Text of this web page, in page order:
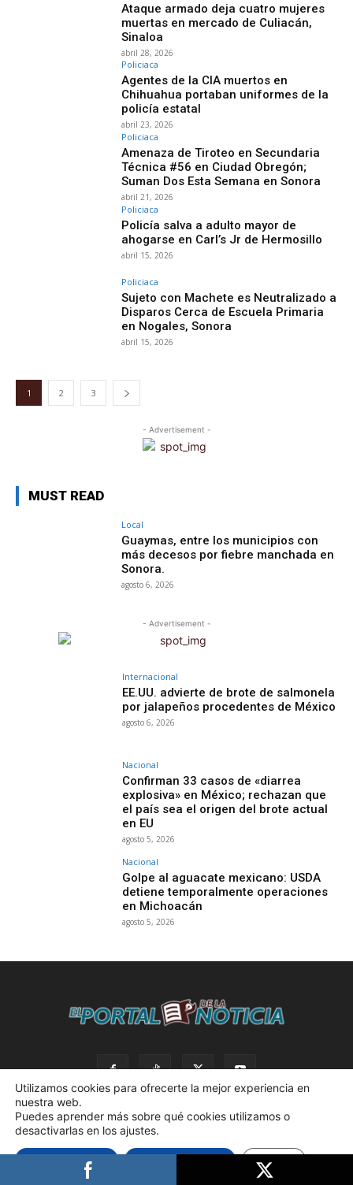
Ataque armado deja cuatro mujeres
muertas en mercado de Culiacán,
Sinaloa
abril 28, 2026
Policiaca
Agentes de la CIA muertos en
Chihuahua portaban uniformes de la
policía estatal
abril 23, 2026
Policiaca
Amenaza de Tiroteo en Secundaria
Técnica #56 en Ciudad Obregón;
Suman Dos Esta Semana en Sonora
abril 21, 2026
Policiaca
Policía salva a adulto mayor de
ahogarse en Carl’s Jr de Hermosillo
abril 15, 2026
Policiaca
Sujeto con Machete es Neutralizado a
Disparos Cerca de Escuela Primaria
en Nogales, Sonora
abril 15, 2026
1 2 3
- Advertisement -
MUST READ
Local
Guaymas, entre los municipios con
más decesos por fiebre manchada en
Sonora.
agosto 6, 2026
- Advertisement -
Internacional
EE.UU. advierte de brote de salmonela
por jalapeños procedentes de México
agosto 6, 2026
Nacional
Confirman 33 casos de «diarrea
explosiva» en México; rechazan que
el país sea el origen del brote actual
en EU
agosto 5, 2026
Nacional
Golpe al aguacate mexicano: USDA
detiene temporalmente operaciones
en Michoacán
agosto 5, 2026
© 2023 El Portal de la Noticia. Todos los derechos reservados. |
Política de privacidad. |
Desarrollado por AdBox
Utilizamos cookies para ofrecerte la mejor experiencia en
nuestra web.
Puedes aprender más sobre qué cookies utilizamos o
desactivarlas en los ajustes.
Aceptar cookies Ajustes